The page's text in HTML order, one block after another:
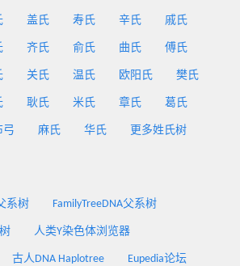
盖氏 寿氏 辛氏 戚氏
齐氏 俞氏 曲氏 傅氏
关氏 温氏 欧阳氏 樊氏
耿氏 米氏 章氏 葛氏
弓 麻氏 华氏 更多姓氏树
系树 FamilyTreeDNA父系树
人类Y染色体浏览器
古人DNA Haplotree Eupedia论坛